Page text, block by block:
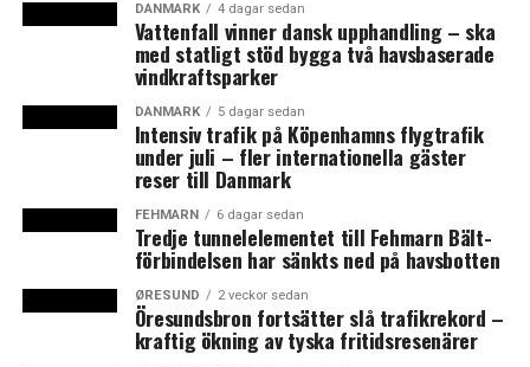
DANMARK 4 dagar sedan
Vattenfall vinner dansk upphandling – ska
med statligt stöd bygga två havsbaserade
vindkraftsparker
DANMARK 5 dagar sedan
Intensiv trafik på Köpenhamns flygtrafik
under juli – fler internationella gäster
reser till Danmark
FEHMARN 6 dagar sedan
Tredje tunnelelementet till Fehmarn Bält-
förbindelsen har sänkts ned på havsbotten
ØRESUND 2 veckor sedan
Öresundsbron fortsätter slå trafikrekord –
kraftig ökning av tyska fritidsresenärer